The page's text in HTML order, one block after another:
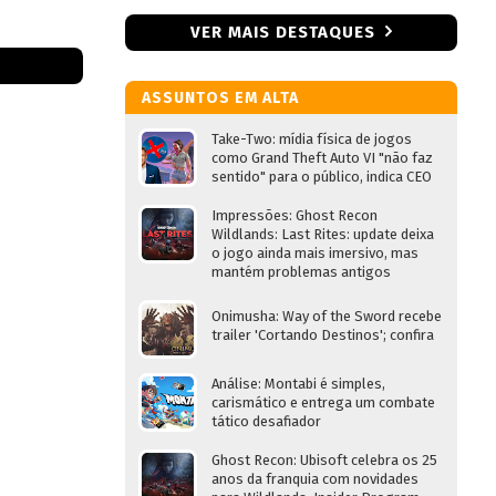
VER MAIS DESTAQUES
ASSUNTOS EM ALTA
Take-Two: mídia física de jogos
como Grand Theft Auto VI "não faz
sentido" para o público, indica CEO
Impressões: Ghost Recon
Wildlands: Last Rites: update deixa
o jogo ainda mais imersivo, mas
mantém problemas antigos
Onimusha: Way of the Sword recebe
trailer 'Cortando Destinos'; confira
Análise: Montabi é simples,
carismático e entrega um combate
tático desafiador
Ghost Recon: Ubisoft celebra os 25
anos da franquia com novidades